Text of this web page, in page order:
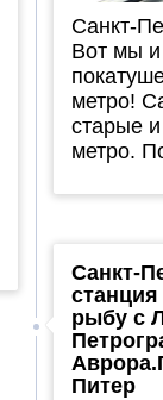
Санкт-
Вот мы
метро!
старые
метро.
Санкт-
рыбу с
Питер